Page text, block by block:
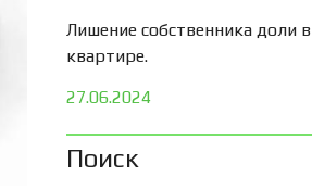
Лишение собственника доли в
квартире.
27.06.2024
Поиск